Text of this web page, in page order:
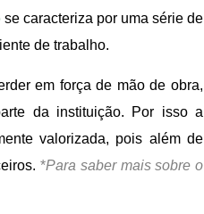
se caracteriza por uma série de
de trabalho.
em força de mão de obra,
da instituição. Por isso a
valorizada, pois além de
*Para saber mais sobre o